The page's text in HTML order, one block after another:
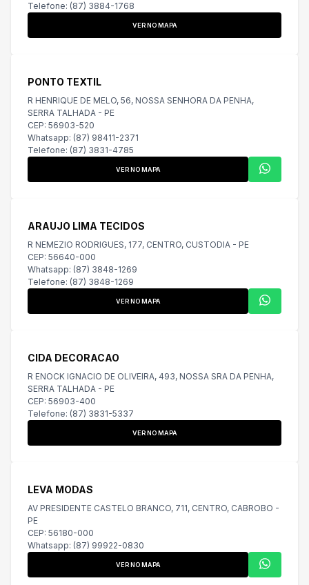
Telefone: (87) 3884-1768
VER NO MAPA
PONTO TEXTIL
R HENRIQUE DE MELO, 56, NOSSA SENHORA DA PENHA,
SERRA TALHADA - PE
CEP: 56903-520
Whatsapp: (87) 98411-2371
Telefone: (87) 3831-4785
VER NO MAPA
ARAUJO LIMA TECIDOS
R NEMEZIO RODRIGUES, 177, CENTRO, CUSTODIA - PE
CEP: 56640-000
Whatsapp: (87) 3848-1269
Telefone: (87) 3848-1269
VER NO MAPA
CIDA DECORACAO
R ENOCK IGNACIO DE OLIVEIRA, 493, NOSSA SRA DA PENHA,
SERRA TALHADA - PE
CEP: 56903-400
Telefone: (87) 3831-5337
VER NO MAPA
LEVA MODAS
AV PRESIDENTE CASTELO BRANCO, 711, CENTRO, CABROBO -
PE
CEP: 56180-000
Whatsapp: (87) 99922-0830
VER NO MAPA